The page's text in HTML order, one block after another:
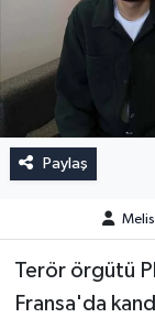
Paylaş
Terör örgütü
Fransa'da